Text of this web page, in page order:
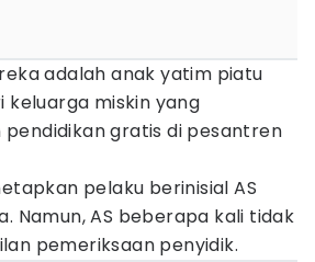
adalah anak yatim piatu
keluarga miskin yang
gratis di pesantren
pelaku berinisial AS
Namun, AS beberapa kali tidak
pemeriksaan penyidik.